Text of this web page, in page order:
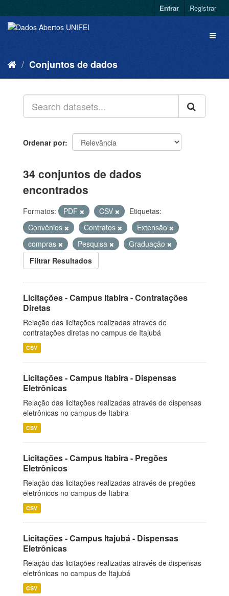
Entrar Registrar
Conjuntos de dados
Ordenar por
34 conjuntos de dados
encontrados
Formatos: PDF CSV
Etiquetas:
Convênios
Contratos
Extensão
compras
Pesquisa
Graduação
Filtrar Resultados
Licitações - Campus Itabira - Contratações
Diretas
Relação das licitações realizadas através de
contratações diretas no campus de Itajubá
CSV
Licitações - Campus Itabira - Dispensas
Eletrônicas
Relação das licitações realizadas através de dispensas
eletrônicas no campus de Itabira
CSV
Licitações - Campus Itabira - Pregões
Eletrônicos
Relação das licitações realizadas através de pregões
eletrônicos no campus de Itabira
CSV
Licitações - Campus Itajubá - Dispensas
Eletrônicas
Relação das licitações realizadas através de dispensas
eletrônicas no campus de Itajubá
CSV